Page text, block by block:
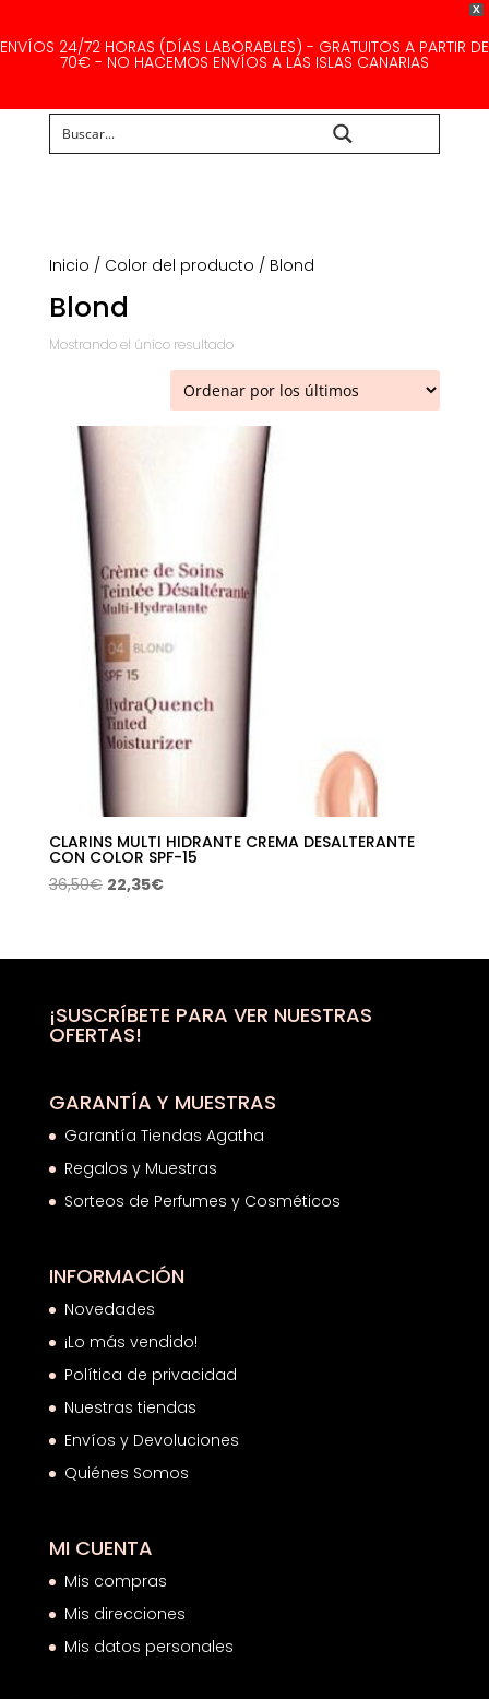
X
ENVÍOS 24/72 HORAS (DÍAS LABORABLES) - GRATUITOS A PARTIR DE
70€ - NO HACEMOS ENVÍOS A LAS ISLAS CANARIAS
Inicio / Color del producto / Blond
Blond
Mostrando el único resultado
CLARINS MULTI HIDRANTE CREMA DESALTERANTE
CON COLOR SPF-15
36,50€ El
era:
22,35€El
es:
¡SUSCRÍBETE PARA VER NUESTRAS
OFERTAS!
GARANTÍA Y MUESTRAS
Garantía Tiendas Agatha
Regalos y Muestras
Sorteos de Perfumes y Cosméticos
INFORMACIÓN
Novedades
¡Lo más vendido!
Política de privacidad
Nuestras tiendas
Envíos y Devoluciones
Quiénes Somos
MI CUENTA
Mis compras
Mis direcciones
Mis datos personales